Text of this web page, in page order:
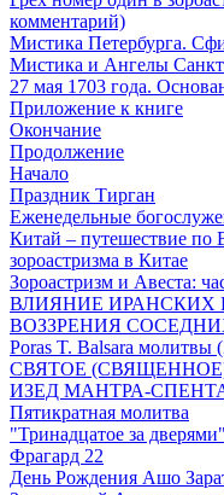
комментарий)
Мистика Петербурга.
Мистика и Ангелы
27 мая 1703 года.
Приложение к книге
Окончание
Продолжение
Начало
Праздник Тирган
Еженедельные
Китай – путешествие
зороастризма в Китае
Зороастризм и Авеста:
ВЛИЯНИЕ ИРАНСКИХ
ВОЗЗРЕНИЯ
Poras T. Balsara
СВЯТОЕ
ИЗЕД МАНТРА-
Пятикратная молитва
"Тринадцатое за дверями"
Фрагард 22
День Рождения Ашо